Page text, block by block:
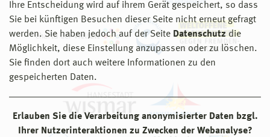
Ihre Entscheidung wird auf ihrem Gerät gespeichert, so dass
Sie bei künftigen Besuchen dieser Seite nicht erneut gefragt
werden. Sie haben jedoch auf der Seite Datenschutz die
Möglichkeit, diese Einstellung anzupassen oder zu löschen.
Sie finden dort auch weitere Informationen zu den
gespeicherten Daten.
Erlauben Sie die Verarbeitung anonymisierter Daten bzgl.
Ihrer Nutzerinteraktionen zu Zwecken der Webanalyse?